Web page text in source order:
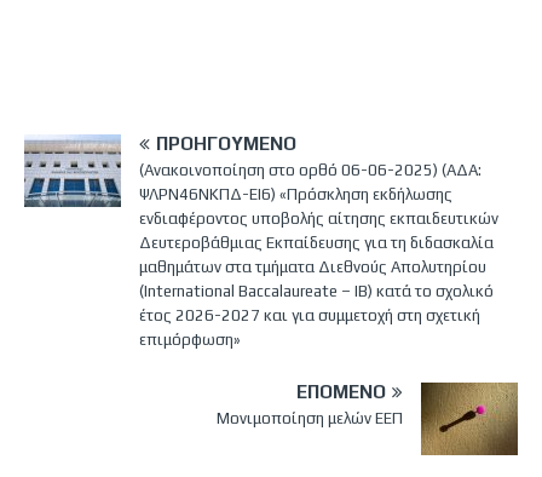
ΠΡΟΗΓΟΎΜΕΝΟ
(Ανακοινοποίηση στο ορθό 06-06-2025) (ΑΔΑ:
ΨΛΡΝ46ΝΚΠΔ-ΕΙ6) «Πρόσκληση εκδήλωσης
ενδιαφέροντος υποβολής αίτησης εκπαιδευτικών
Δευτεροβάθμιας Εκπαίδευσης για τη διδασκαλία
μαθημάτων στα τμήματα Διεθνούς Απολυτηρίου
(International Baccalaureate – IB) κατά το σχολικό
έτος 2026-2027 και για συμμετοχή στη σχετική
επιμόρφωση»
ΕΠΌΜΕΝΟ
Μονιμοποίηση μελών ΕΕΠ